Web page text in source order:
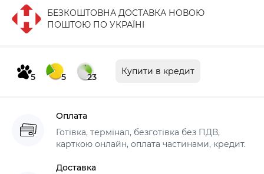
БЕЗКОШТОВНА ДОСТАВКА НОВОЮ
ПОШТОЮ ПО УКРАЇНІ
5 5 23
Купити в кредит
Оплата
Готівка, термінал, безготівка без ПДВ,
карткою онлайн, оплата частинами, кредит.
Доставка